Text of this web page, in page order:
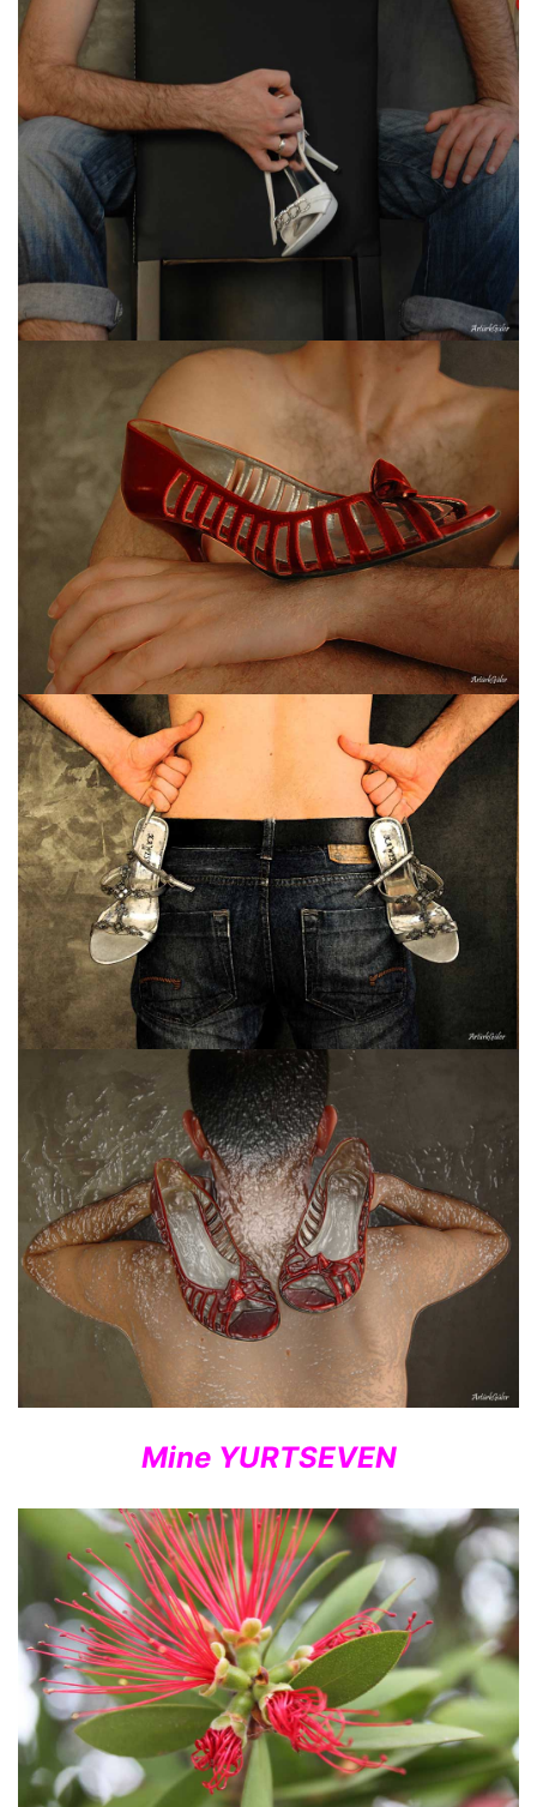
Mine YURTSEVEN